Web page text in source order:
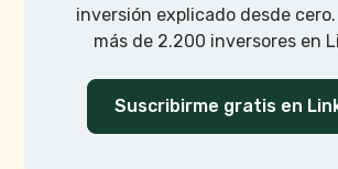
inversión explicado desde cero.
más de 2.200 inversores en
Suscribirme gratis en